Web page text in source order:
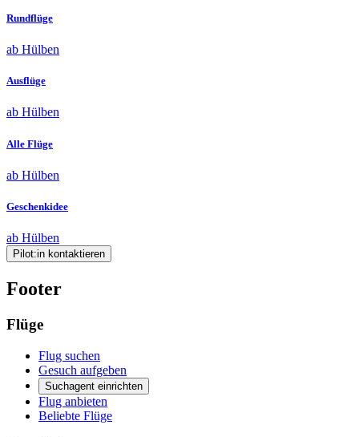
Rundflüge
ab Hülben
Ausflüge
ab Hülben
Alle Flüge
ab Hülben
Geschenkidee
ab Hülben
Pilot:in kontaktieren
Footer
Flüge
Flug suchen
Gesuch aufgeben
Suchagent einrichten
Flug anbieten
Beliebte Flüge